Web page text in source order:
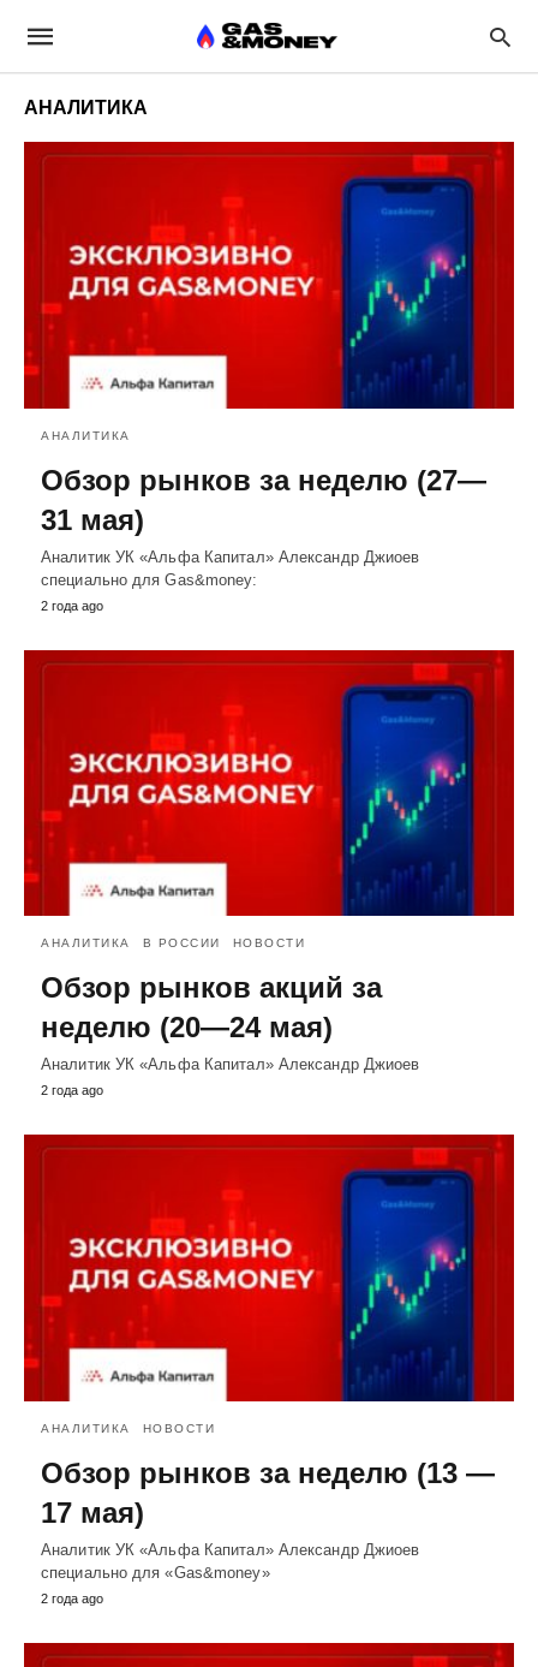
АНАЛИТИКА
АНАЛИТИКА
Обзор рынков за неделю (27—
31 мая)
Аналитик УК «Альфа Капитал» Александр Джиоев
специально для Gas&money:
2 года ago
АНАЛИТИКА В РОССИИ НОВОСТИ
Обзор рынков акций за
неделю (20—24 мая)
Аналитик УК «Альфа Капитал» Александр Джиоев
2 года ago
АНАЛИТИКА НОВОСТИ
Обзор рынков за неделю (13 —
17 мая)
Аналитик УК «Альфа Капитал» Александр Джиоев
специально для «Gas&money»
2 года ago